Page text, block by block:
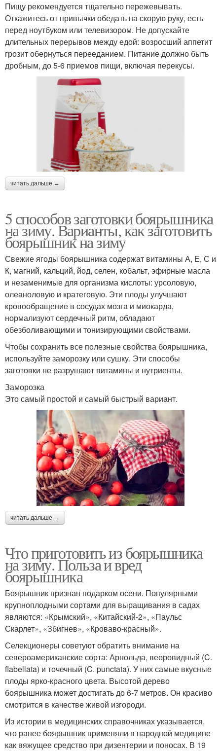
Пищу рекомендуется тщательно пережевывать.
Откажитесь от привычки обедать на скорую руку, есть
перед ноутбуком или телевизором. Не допускайте
длительных перерывов между едой: возросший аппетит
грозит обернуться перееданием. Питание должно быть
дробным, до 5-6 приемов пищи, включая перекусы.
читать дальше →
5 способов заготовки боярышника
на зиму. Варианты, как заготовить
боярышник на зиму
Свежие ягоды боярышника содержат витамины А, Е, С и
К, магний, кальций, йод, селен, кобальт, эфирные масла
и незаменимые для организма кислоты: урсоловую,
олеаноловую и кратеговую. Эти плоды улучшают
кровообращение в сосудах мозга и миокарда,
нормализуют сердечный ритм, обладают
обезболивающими и тонизирующими свойствами.
Чтобы сохранить все полезные свойства боярышника,
используйте заморозку или сушку. Эти способы
заготовки не разрушают витамины и нутриенты.
Заморозка
Это самый простой и самый быстрый вариант.
читать дальше →
Что приготовить из боярышника
на зиму. Польза и вред
боярышника
Боярышник признан подарком осени. Популярными
крупноплодными сортами для выращивания в садах
являются: «Крымский», «Китайский-2», «Паульс
Скарлет», «Збигнев», «Кроваво-красный».
Селекционеры советуют обратить внимание на
североамериканские сорта: Арнольда, вееровидный (C.
flabellata) и точечный (C. punctata). У них самые вкусные
плоды ярко-красного цвета. Высотой дерево
боярышника может достигать до 6-7 метров. Он красиво
смотрится в качестве живой изгороди.
Из истории в медицинских справочниках указывается,
что ранее боярышник применяли в народной медицине
как вяжущее средство при дизентерии и поносах. В 19